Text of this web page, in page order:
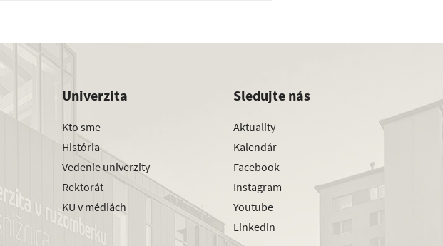
Univerzita
Kto sme
História
Vedenie univerzity
Rektorát
KU v médiách
Sledujte nás
Aktuality
Kalendár
Facebook
Instagram
Youtube
Linkedin